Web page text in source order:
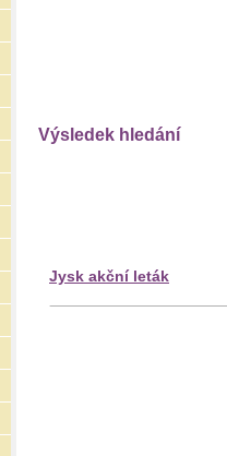
Výsledek hledání
Jysk akční leták